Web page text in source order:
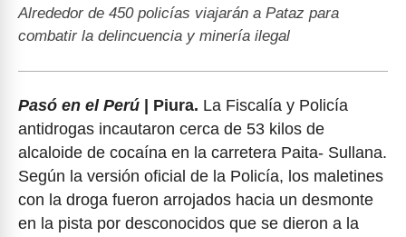
Alrededor de 450 policías viajarán a Pataz para
combatir la delincuencia y minería ilegal
Pasó en el Perú | Piura. La Fiscalía y Policía
antidrogas incautaron cerca de 53 kilos de
alcaloide de cocaína en la carretera Paita- Sullana.
Según la versión oficial de la Policía, los maletines
con la droga fueron arrojados hacia un desmonte
en la pista por desconocidos que se dieron a la